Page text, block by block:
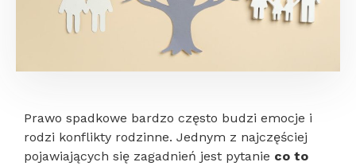
Prawo spadkowe bardzo często budzi emocje i
rodzi konflikty rodzinne. Jednym z najczęściej
pojawiających się zagadnień jest pytanie co to